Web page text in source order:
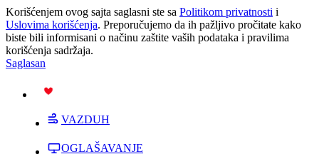
Korišćenjem ovog sajta saglasni ste sa Politikom privatnosti i
Uslovima korišćenja. Preporučujemo da ih pažljivo pročitate kako
biste bili informisani o načinu zaštite vaših podataka i pravilima
korišćenja sadržaja.
Saglasan
VAZDUH
OGLAŠAVANJE